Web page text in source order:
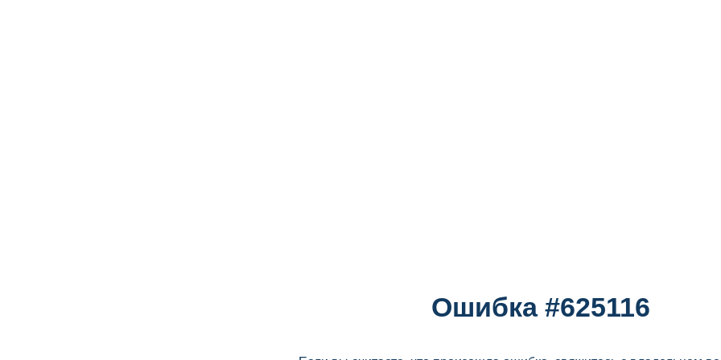
Ошибка #625116